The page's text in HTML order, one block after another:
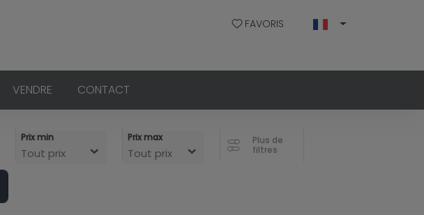
FAVORIS
VENDRE CONTACT
Tout prix
Prix min
Tout prix
Prix max
Plus de
filtres